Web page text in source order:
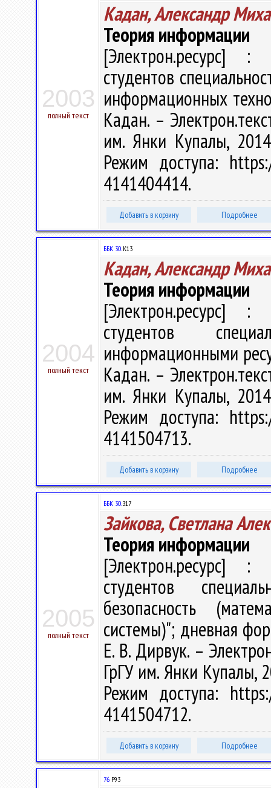
2003
полный текст
Кадан, Александр
Теория информации
[Электрон.ресурс] :
студентов
информационных
Кадан. –
им. Янки Купалы,
Режим доступа:
4141404414.
Добавить в корзину Подробнее
2004
полный текст
ББК 30.К13
Кадан, Александр
Теория информации
[Электрон.ресурс] :
студентов
информационными
Кадан. –
им. Янки Купалы,
Режим доступа:
4141504713.
Добавить в корзину Подробнее
2005
полный текст
ББК 30.З17
Зайкова, Светлана
Теория информации
[Электрон.ресурс] :
студентов
безопасность
системы)"; дневная
Е. В. Дирвук. –
ГрГУ им. Янки Купалы,
Режим доступа:
4141504712.
Добавить в корзину Подробнее
76 Р93